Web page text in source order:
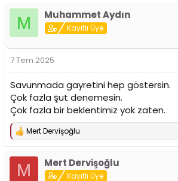
p
l
M Muhammet Aydın
Kayıtlı Üye
7 Tem 2025
Savunmada gayretini hep göstersin.
Çok fazla şut denemesin.
Çok fazla bir beklentimiz yok zaten.
T
Mert Dervişoğlu
M Mert Dervişoğlu
Kayıtlı Üye